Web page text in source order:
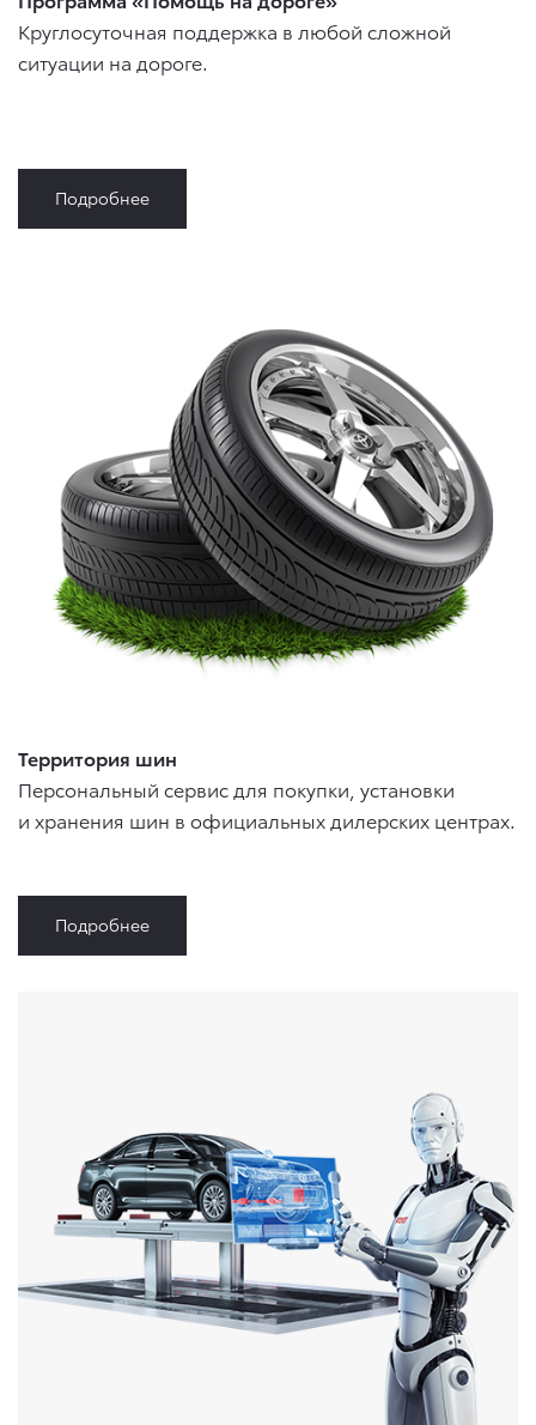
Круглосуточная поддержка в любой сложной
ситуации на дороге.
Подробнее
Территория шин
Персональный сервис для покупки, установки
и хранения шин в официальных дилерских центрах.
Подробнее